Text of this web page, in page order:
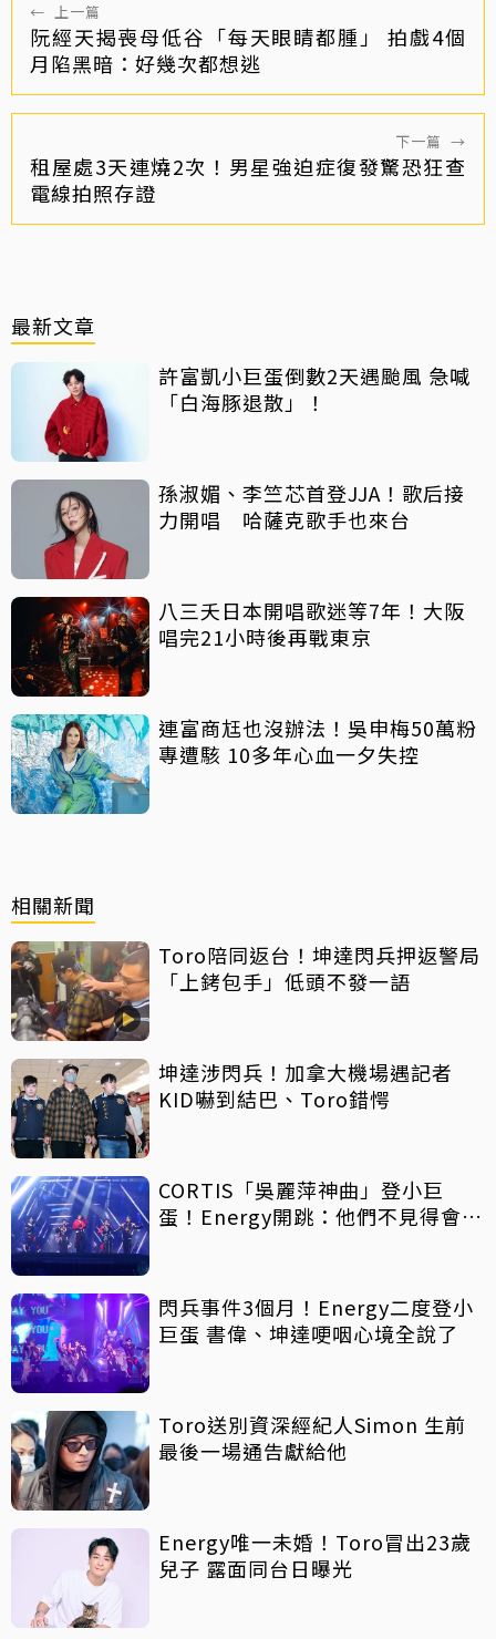
← 上一篇
阮經天揭喪母低谷「每天眼睛都腫」 拍戲4個
月陷黑暗：好幾次都想逃
下一篇 →
租屋處3天連燒2次！男星強迫症復發驚恐狂查
電線拍照存證
最新文章
許富凱小巨蛋倒數2天遇颱風 急喊
「白海豚退散」！
孫淑媚、李竺芯首登JJA！歌后接
力開唱 哈薩克歌手也來台
八三夭日本開唱歌迷等7年！大阪
唱完21小時後再戰東京
連富商尪也沒辦法！吳申梅50萬粉
專遭駭 10多年心血一夕失控
相關新聞
Toro陪同返台！坤達閃兵押返警局
「上銬包手」低頭不發一語
坤達涉閃兵！加拿大機場遇記者
KID嚇到結巴、Toro錯愕
CORTIS「吳麗萍神曲」登小巨
蛋！Energy開跳：他們不見得會
閃兵事件3個月！Energy二度登小
巨蛋 書偉、坤達哽咽心境全說了
Toro送別資深經紀人Simon 生前
最後一場通告獻給他
Energy唯一未婚！Toro冒出23歲
兒子 露面同台日曝光